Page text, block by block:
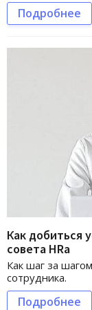
Подробнее
Как добиться
совета HRа
Как шаг за
сотрудника.
Подробнее